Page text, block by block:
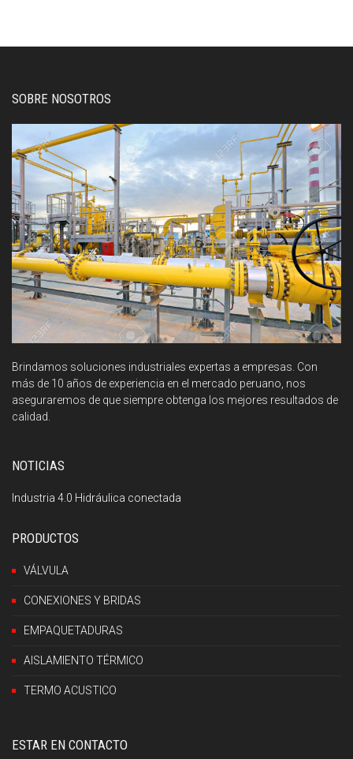
SOBRE NOSOTROS
Brindamos soluciones industriales expertas a empresas. Con
más de 10 años de experiencia en el mercado peruano, nos
aseguraremos de que siempre obtenga los mejores resultados de
calidad.
NOTICIAS
Industria 4.0 Hidráulica conectada
PRODUCTOS
VÁLVULA
CONEXIONES Y BRIDAS
EMPAQUETADURAS
AISLAMIENTO TÉRMICO
TERMO ACUSTICO
ESTAR EN CONTACTO